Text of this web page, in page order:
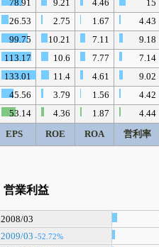
78.91 9.21 4.46 15
26.53 2.75 1.67 4.43
99.75 10.21 7.11 9.18
113.17 10.6 7.77 7.14
133.01 11.4 4.61 9.02
45.56 3.79 1.56 4.42
53.14 4.36 1.87 4.44
EPS ROE ROA 営利率
営業利益
2008/03
2009/03 -52.72%